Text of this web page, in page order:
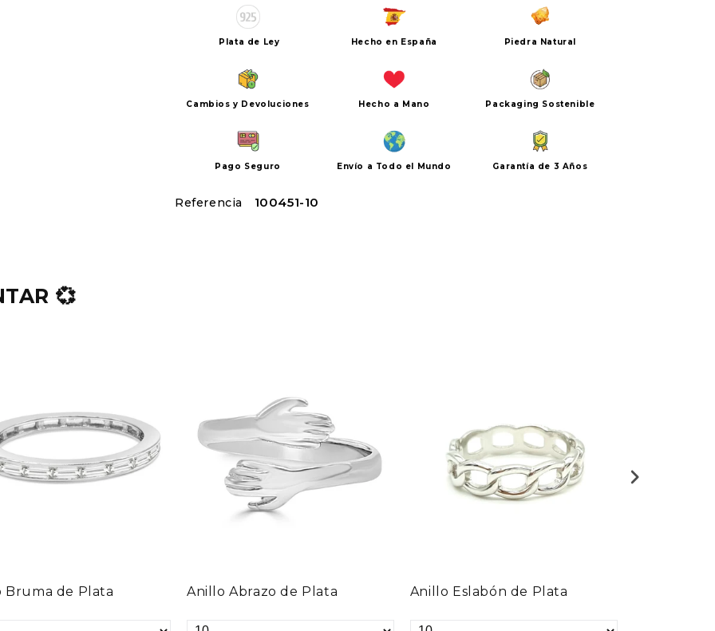
Plata de Ley Hecho en España Piedra Natural
Cambios y Devoluciones Hecho a Mano Packaging Sostenible
Pago Seguro Envío a Todo el Mundo Garantía de 3 Años
SKU:
100451-10
💞
Bruma de Plata Anillo Abrazo de Plata Anillo Eslabón de Plata